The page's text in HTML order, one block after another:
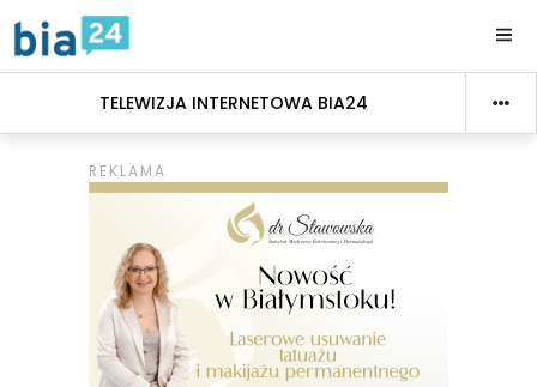
TELEWIZJA INTERNETOWA BIA24